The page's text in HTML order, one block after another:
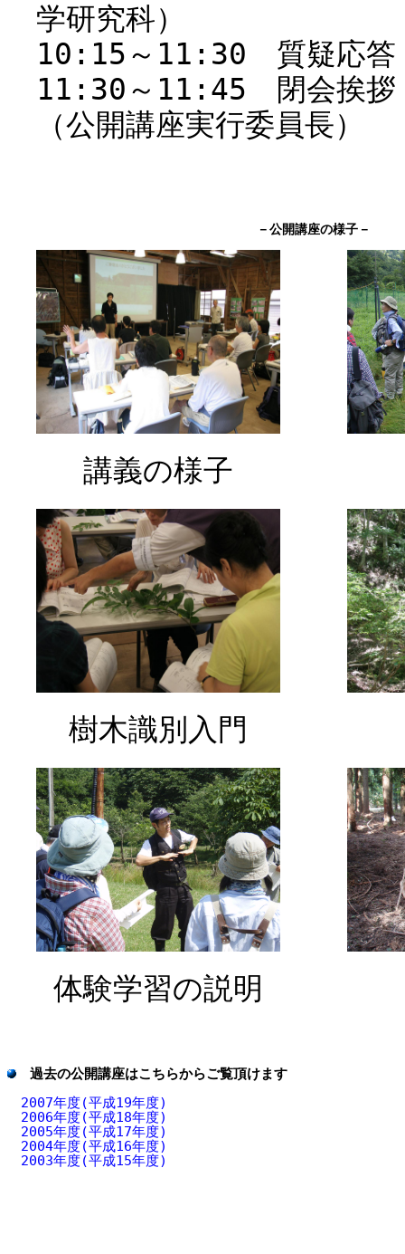
学研究科）
10:15～11:30 質疑応答
11:30～11:45 閉
（公開講座実行委員長）
－公開講座の様子－
講義の様子
樹木識別入門
体験学習の説明
過去の公開講座はこちらからご覧頂けます
2007年度(平成19年度)
2006年度(平成18年度)
2005年度(平成17年度)
2004年度(平成16年度)
2003年度(平成15年度)